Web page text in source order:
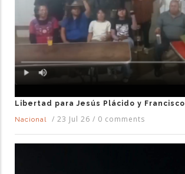
Libertad para Jesús Plácido y Francisco
Nacional
/ 23 Jul 26 / 0 comments